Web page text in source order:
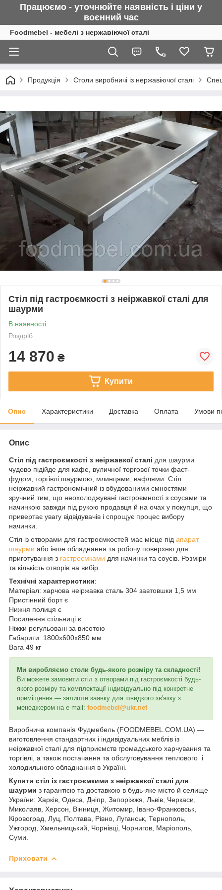
Працюємо - уточнюйте наявність і ціни у
воєнний час
Foodmebel - мебелі з нержавіючої сталі
Продукція Столи виробничі із нержавіючої сталі
Стіл під гастроємкості з неіржавкої сталі для
шаурми
В наявності
Роздріб
14 870 ₴
Купити
Опис Характеристики Доставка Оплата Умови
Опис
Стіл під гастроємкості з неіржавкої сталі для шаурми
чудово підійде для кафе, вуличної торгової точки фаст-
фудом, торгівлі шаурмою, млинцями, вафлями. Стіл
неіржавкий гастрономічний із вбудованими ємностями
зручний тим, що неохолоджувані гастроємності з соусами та
начинкою завжди під рукою продавця й на очах у покупця, що
привертає увагу відвідувачів і спрощує процес вибору
начинки.
Стіл із отворами для гастроємкостей має місце під апарат
шаурми або інше обладнання та робочу поверхню для
приготування з гастроємками для начинки та соусів. Розміри
та кількість отворів на вибір.
Технічні характеристики:
Матеріал: харчова неіржавка сталь 304 завтовшки 1,5 мм
Пристінний борт є
Нижня полиця є
Посилення стільниці є
Ніжки регульовані за висотою
Габарити: 1800х600х850 мм
Вага 49 кг
Ми виробляємо столи будь-якого розміру та складності!
Ви можете замовити стіл з отворами під гастроємкості будь-
якого розміру та комплектації індивідуально під конкретне
приміщення — залиште заявку для швидкого зв'язку з
менеджером на e-mail: foodmebel@ukr.net
Виробнича компанія Фудмебель (FOODMEBEL.СOM.UA) —
виготовлення стандартних і індивідуальних меблів із
неіржавкої сталі для підприємств громадського харчування та
торгівлі, а також постачання та обслуговування теплового і
холодильного обладнання в Україні.
Купити стіл із гастроємкими з неіржавкої сталі для
шаурми з гарантією та доставкою в будь-яке місто й селище
України: Харків, Одеса, Дніпр, Запоріжжя, Львів, Черкаси,
Миколаяв, Херсон, Вінниця, Житомир, Івано-Франковськ,
Кіровоград, Луц, Полтава, Рівно, Луганськ, Тернополь,
Ужгород, Хмельницький, Чорнівці, Чорнигов, Маріополь,
Суми.
Приховати